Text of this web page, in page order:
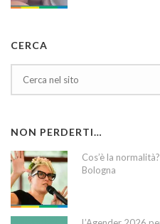
CERCA
NON PERDERTI…
Cos’è la
Bologna